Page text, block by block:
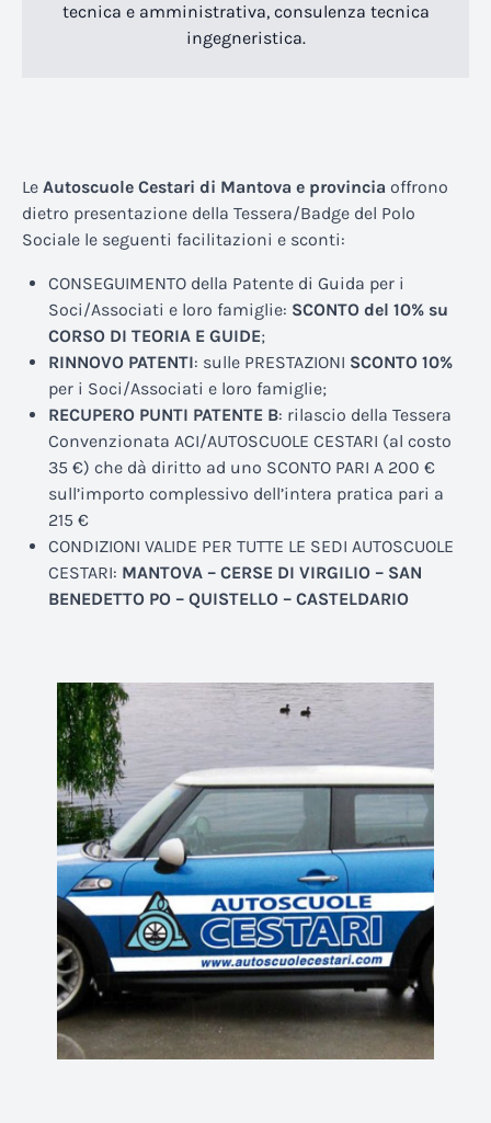
tecnica e amministrativa, consulenza tecnica
ingegneristica.
Le Autoscuole Cestari di Mantova e provincia offrono
dietro presentazione della Tessera/Badge del Polo
Sociale le seguenti facilitazioni e sconti:
CONSEGUIMENTO della Patente di Guida per i
Soci/Associati e loro famiglie: SCONTO del 10% su
CORSO DI TEORIA E GUIDE;
RINNOVO PATENTI: sulle PRESTAZIONI SCONTO 10%
per i Soci/Associati e loro famiglie;
RECUPERO PUNTI PATENTE B: rilascio della Tessera
Convenzionata ACI/AUTOSCUOLE CESTARI (al costo
35 €) che dà diritto ad uno SCONTO PARI A 200 €
sull’importo complessivo dell’intera pratica pari a
215 €
CONDIZIONI VALIDE PER TUTTE LE SEDI AUTOSCUOLE
CESTARI: MANTOVA – CERSE DI VIRGILIO – SAN
BENEDETTO PO – QUISTELLO – CASTELDARIO